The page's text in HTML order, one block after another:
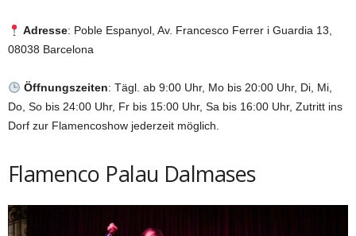
Adresse: Poble Espanyol, Av. Francesco Ferrer i Guardia 13,
08038 Barcelona
Öffnungszeiten: Tägl. ab 9:00 Uhr, Mo bis 20:00 Uhr, Di, Mi,
Do, So bis 24:00 Uhr, Fr bis 15:00 Uhr, Sa bis 16:00 Uhr, Zutritt ins
Dorf zur Flamencoshow jederzeit möglich.
Flamenco Palau Dalmases